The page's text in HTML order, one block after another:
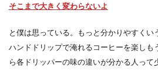
そこまで大きく変わらないよ
と僕は思っている。もっと分かりやすく
ハンドドリップで淹れるコーヒーを楽しも
ら各ドリッパーの味の違いが分かる人って